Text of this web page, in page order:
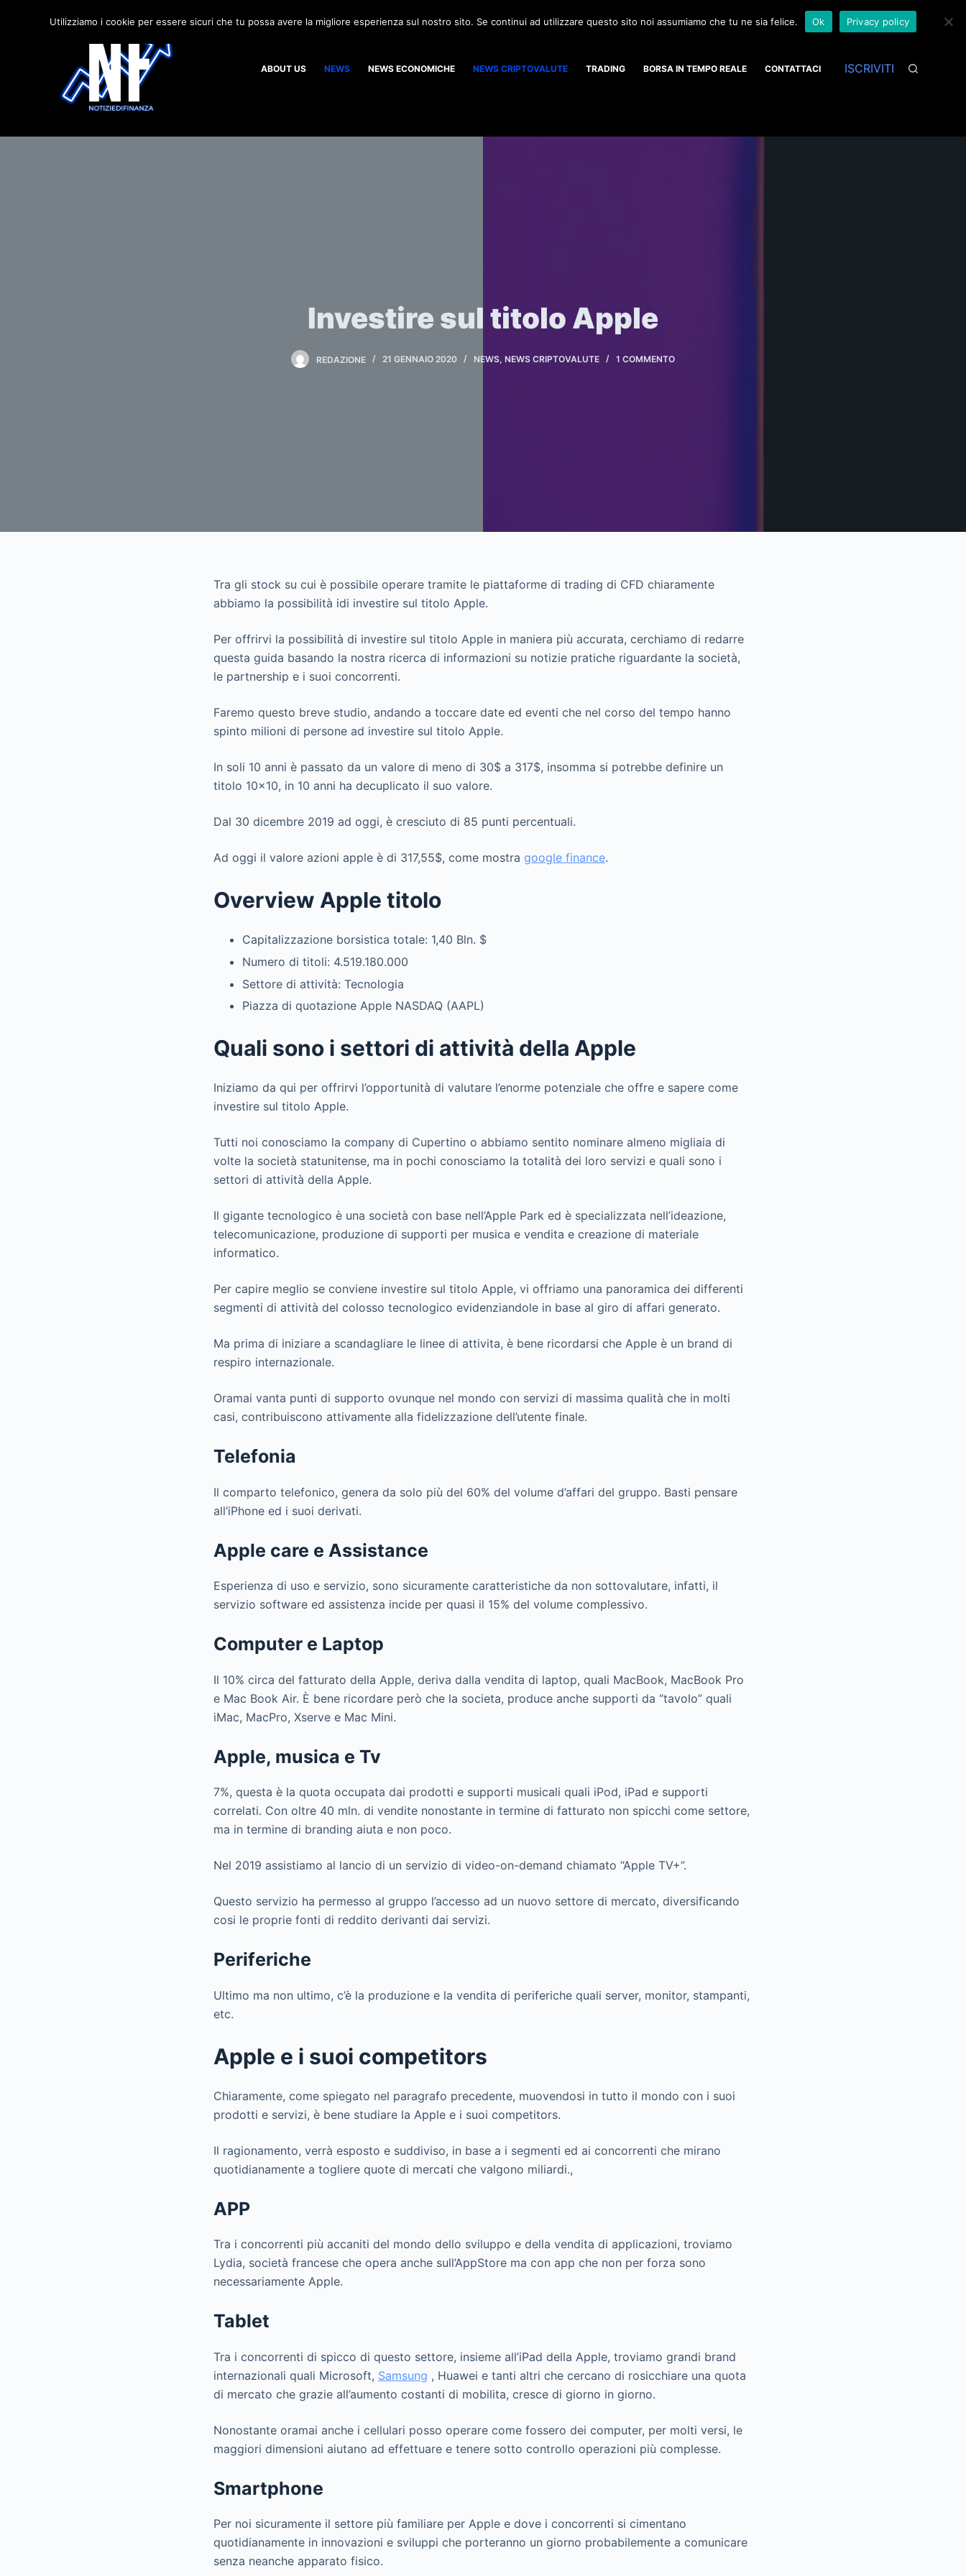
ABOUT US NEWS NEWS ECONOMICHE NEWS CRIPTOVALUTE TRADING BORSA IN TEMPO REALE CONTATTACI ISCRIVITI
Investire sul titolo Apple
REDAZIONE 21 GENNAIO 2020 NEWS, NEWS CRIPTOVALUTE 1 COMMENTO
Tra gli stock su cui è possibile operare tramite le piattaforme di trading di CFD chiaramente
abbiamo la possibilità idi investire sul titolo Apple.
Per offrirvi la possibilità di investire sul titolo Apple in maniera più accurata, cerchiamo di redarre
questa guida basando la nostra ricerca di informazioni su notizie pratiche riguardante la società,
le partnership e i suoi concorrenti.
Faremo questo breve studio, andando a toccare date ed eventi che nel corso del tempo hanno
spinto milioni di persone ad investire sul titolo Apple.
In soli 10 anni è passato da un valore di meno di 30$ a 317$, insomma si potrebbe definire un
titolo 10×10, in 10 anni ha decuplicato il suo valore.
Dal 30 dicembre 2019 ad oggi, è cresciuto di 85 punti percentuali.
Ad oggi il valore azioni apple è di 317,55$, come mostra google finance.
Overview Apple titolo
Capitalizzazione borsistica totale: 1,40 Bln. $
Numero di titoli: 4.519.180.000
Settore di attività: Tecnologia
Piazza di quotazione Apple NASDAQ (AAPL)
Quali sono i settori di attività della Apple
Iniziamo da qui per offrirvi l’opportunità di valutare l’enorme potenziale che offre e sapere come
investire sul titolo Apple.
Tutti noi conosciamo la company di Cupertino o abbiamo sentito nominare almeno migliaia di
volte la società statunitense, ma in pochi conosciamo la totalità dei loro servizi e quali sono i
settori di attività della Apple.
Il gigante tecnologico è una società con base nell’Apple Park ed è specializzata nell’ideazione,
telecomunicazione, produzione di supporti per musica e vendita e creazione di materiale
informatico.
Per capire meglio se conviene investire sul titolo Apple, vi offriamo una panoramica dei differenti
segmenti di attività del colosso tecnologico evidenziandole in base al giro di affari generato.
Ma prima di iniziare a scandagliare le linee di attivita, è bene ricordarsi che Apple è un brand di
respiro internazionale.
Oramai vanta punti di supporto ovunque nel mondo con servizi di massima qualità che in molti
casi, contribuiscono attivamente alla fidelizzazione dell’utente finale.
Telefonia
Il comparto telefonico, genera da solo più del 60% del volume d’affari del gruppo. Basti pensare
all’iPhone ed i suoi derivati.
Apple care e Assistance
Esperienza di uso e servizio, sono sicuramente caratteristiche da non sottovalutare, infatti, il
servizio software ed assistenza incide per quasi il 15% del volume complessivo.
Computer e Laptop
Il 10% circa del fatturato della Apple, deriva dalla vendita di laptop, quali MacBook, MacBook Pro
e Mac Book Air. È bene ricordare però che la societa, produce anche supporti da “tavolo” quali
iMac, MacPro, Xserve e Mac Mini.
Apple, musica e Tv
7%, questa è la quota occupata dai prodotti e supporti musicali quali iPod, iPad e supporti
correlati. Con oltre 40 mln. di vendite nonostante in termine di fatturato non spicchi come settore,
ma in termine di branding aiuta e non poco.
Nel 2019 assistiamo al lancio di un servizio di video-on-demand chiamato “Apple TV+”.
Questo servizio ha permesso al gruppo l’accesso ad un nuovo settore di mercato, diversificando
cosi le proprie fonti di reddito derivanti dai servizi.
Periferiche
Ultimo ma non ultimo, c’è la produzione e la vendita di periferiche quali server, monitor, stampanti,
etc.
Apple e i suoi competitors
Chiaramente, come spiegato nel paragrafo precedente, muovendosi in tutto il mondo con i suoi
prodotti e servizi, è bene studiare la Apple e i suoi competitors.
Il ragionamento, verrà esposto e suddiviso, in base a i segmenti ed ai concorrenti che mirano
quotidianamente a togliere quote di mercati che valgono miliardi.,
APP
Tra i concorrenti più accaniti del mondo dello sviluppo e della vendita di applicazioni, troviamo
Lydia, società francese che opera anche sull’AppStore ma con app che non per forza sono
necessariamente Apple.
Tablet
Tra i concorrenti di spicco di questo settore, insieme all’iPad della Apple, troviamo grandi brand
internazionali quali Microsoft, Samsung , Huawei e tanti altri che cercano di rosicchiare una quota
di mercato che grazie all’aumento costanti di mobilita, cresce di giorno in giorno.
Nonostante oramai anche i cellulari posso operare come fossero dei computer, per molti versi, le
maggiori dimensioni aiutano ad effettuare e tenere sotto controllo operazioni più complesse.
Smartphone
Per noi sicuramente il settore più familiare per Apple e dove i concorrenti si cimentano
quotidianamente in innovazioni e sviluppi che porteranno un giorno probabilemente a comunicare
senza neanche apparato fisico.
Utilizziamo i cookie per essere sicuri che tu possa avere la migliore esperienza sul nostro sito. Se continui ad utilizzare questo sito noi assumiamo che tu ne sia felice. Ok Privacy policy